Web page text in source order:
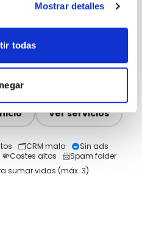
Mostrar detalles
todas
Ver servicios
· 🗂️CRM malo · Sin ads ·
💸Costes altos · 📨Spam folder
sumar vidas (máx. 3).